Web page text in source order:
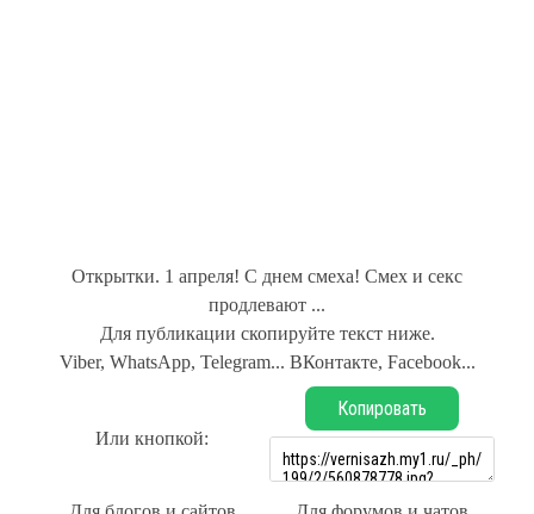
Открытки. 1 апреля! С днем смеха! Смех и секс
продлевают ...
Для публикации скопируйте текст ниже.
Viber, WhatsApp, Telegram... ВКонтакте, Facebook...
Или кнопкой:
Копировать